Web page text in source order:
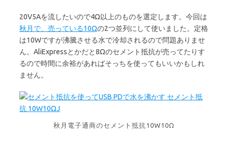
20V5Aを流したいので4Ω以上のものを選定します。今回は
秋月で、売っている10Ωの2つ並列にして使いました。定格
は10Wですが沸騰させる水で冷却されるので問題ありませ
ん。AliExpressとかだと8Ωのセメント抵抗が売ってたりす
るので時間に余裕があればそっちを使ってもいいかもしれ
ません。
秋月電子通商のセメント抵抗10W10Ω